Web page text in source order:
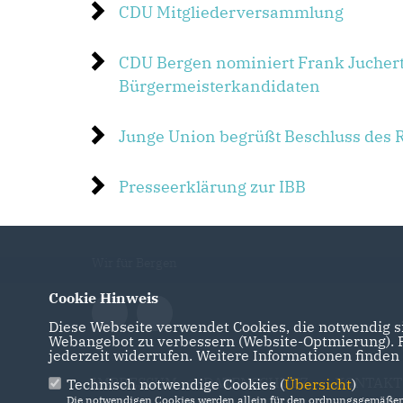
CDU Mitgliederversammlung
CDU Bergen nominiert Frank
Bürgermeisterkandidaten
Junge Union begrüßt Beschluss des
Presseerklärung zur IBB
IMPRESSUM DATENSCHUTZ KONTAKT
Cookie Hinweis
Diese Webseite verwendet Cookies, die
Webangebot zu verbessern (Website-
jederzeit widerrufen. Weitere Informationen finden
Technisch notwendige Cookies (Übersicht)
Die notwendigen Cookies werden allein für den